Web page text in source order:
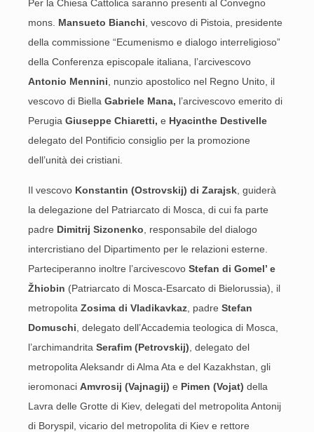
Per la Chiesa Cattolica saranno presenti al Convegno
mons. Mansueto Bianchi , vescovo di Pistoia, presidente
della commissione “Ecumenismo e dialogo interreligioso”
della Conferenza episcopale italiana, l’arcivescovo
Antonio Mennini , nunzio apostolico nel Regno Unito, il
vescovo di Biella Gabriele Mana, l’arcivescovo emerito di
Perugia Giuseppe Chiaretti, e Hyacinthe Destivelle
delegato del Pontificio consiglio per la promozione
dell’unità dei cristiani.
Il vescovo Konstantin (Ostrovskij) di Zarajsk , guiderà
la delegazione del Patriarcato di Mosca, di cui fa parte
padre Dimitrij Sizonenko , responsabile del dialogo
intercristiano del Dipartimento per le relazioni esterne.
Parteciperanno inoltre l’arcivescovo Stefan di Gomel’ e
Žhiobin (Patriarcato di Mosca-Esarcato di Bielorussia), il
metropolita Zosima di Vladikavkaz , padre Stefan
Domuschi , delegato dell’Accademia teologica di Mosca,
l’archimandrita Serafim (Petrovskij) , delegato del
metropolita Aleksandr di Alma Ata e del Kazakhstan, gli
ieromonaci Amvrosij (Vajnagij) e Pimen (Vojat) della
Lavra delle Grotte di Kiev, delegati del metropolita Antonij
di Boryspil, vicario del metropolita di Kiev e rettore